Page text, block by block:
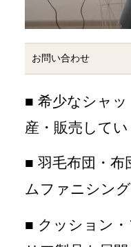
お問い合わせ
■ 希少なシャ
産・販売して
■ 羽毛布団・
ムファニシン
■ クッション